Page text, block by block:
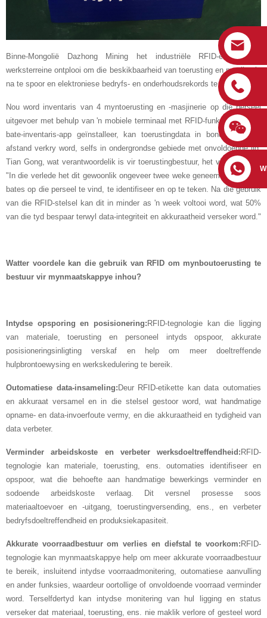
Binne-Mongolië Dazhong Mining het industriële RFID-etikette by
werksterreine ontplooi om die beskikbaarheid van toerusting en masjinerie
na te spoor en elektroniese bedryfs- en onderhoudsrekords te bekom.
Nou word inventaris van 4 myntoerusting en -masjinerie op die perseel
uitgevoer met behulp van 'n mobiele terminaal met RFID-funksie. Met die
bate-inventaris-app geïnstalleer, kan toerustingdata in bondels van 'n
afstand verkry word, selfs in ondergrondse gebiede met onvoldoende lig.
Tian Gong, wat verantwoordelik is vir toerustingbestuur, het vir ons gesê:
"In die verlede het dit gewoonlik ongeveer twee weke geneem om die 272
bates op die perseel te vind, te identifiseer en op te teken. Na die gebruik
van die RFID-stelsel kan dit in minder as 'n week voltooi word, wat 50%
van die tyd bespaar terwyl data-integriteit en akkuraatheid verseker word."
Watter voordele kan die gebruik van RFID om mynboutoerusting te
bestuur vir mynmaatskappye inhou?
Intydse opsporing en posisionering: RFID-tegnologie kan die ligging
van materiale, toerusting en personeel intyds opspoor, akkurate
posisioneringsinligting verskaf en help om meer doeltreffende
hulpbrontoewysing en werkskedulering te bereik.
Outomatiese data-insameling: Deur RFID-etikette kan data outomaties
en akkuraat versamel en in die stelsel gestoor word, wat handmatige
opname- en data-invoerfoute vermy, en die akkuraatheid en tydigheid van
data verbeter.
Verminder arbeidskoste en verbeter werksdoeltreffendheid: RFID-
tegnologie kan materiale, toerusting, ens. outomaties identifiseer en
opspoor, wat die behoefte aan handmatige bewerkings verminder en
sodoende arbeidskoste verlaag. Dit versnel prosesse soos
materiaaltoevoer en -uitgang, toerustingversending, ens., en verbeter
bedryfsdoeltreffendheid en produksiekapasiteit.
Akkurate voorraadbestuur om verlies en diefstal te voorkom: RFID-
tegnologie kan mynmaatskappye help om meer akkurate voorraadbestuur
te bereik, insluitend intydse voorraadmonitering, outomatiese aanvulling
en ander funksies, waardeur oortollige of onvoldoende voorraad verminder
word. Terselfdertyd kan intydse monitering van hul ligging en status
verseker dat materiaal, toerusting, ens. nie maklik verlore of gesteel word